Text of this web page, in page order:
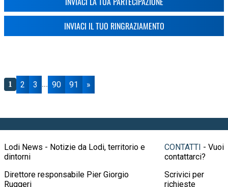
INVIACI IL TUO RINGRAZIAMENTO
1 2 3 ... 90 91 »
Lodi News - Notizie da Lodi, territorio e
dintorni
Direttore responsabile Pier Giorgio
Ruggeri
CONTATTI - Vuoi
contattarci?
Scrivici per
richieste